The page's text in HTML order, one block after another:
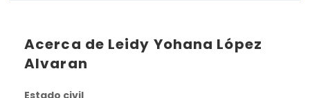
Acerca de Leidy Yohana López
Alvaran
Estado civil